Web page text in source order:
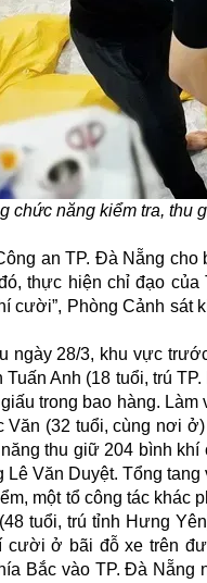
chức năng kiểm tra, thu
an TP. Đà Nẵng
thực hiện chỉ đạo
cười”, Phòng Cảnh sát
ngày 28/3, khu vực
Tuấn Anh (18 tuổi, trú
trong bao hàng.
Văn (32 tuổi, cùng nơi
thu giữ 204 bình
Lê Văn Duyệt. Tổng
một tổ công tác khác
tuổi, trú tỉnh Hưng
cười ở bãi đỗ xe trên
Bắc vào TP. Đà Nẵng